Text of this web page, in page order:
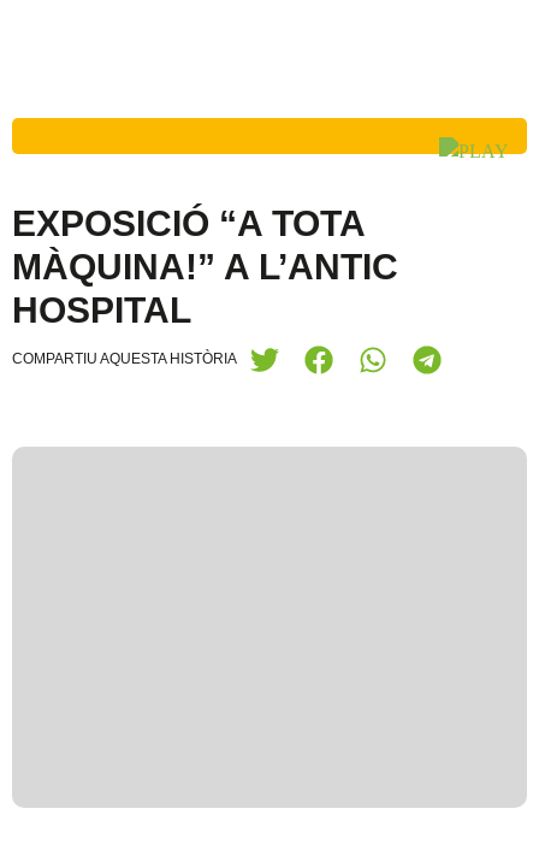
EXPOSICIÓ “A TOTA
MÀQUINA!” A L’ANTIC
HOSPITAL
COMPARTIU AQUESTA HISTÒRIA